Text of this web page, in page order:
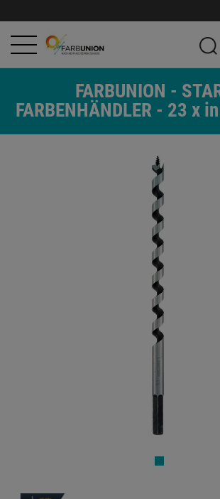
FARBUNION -
FARBENHÄNDLER - 23 x